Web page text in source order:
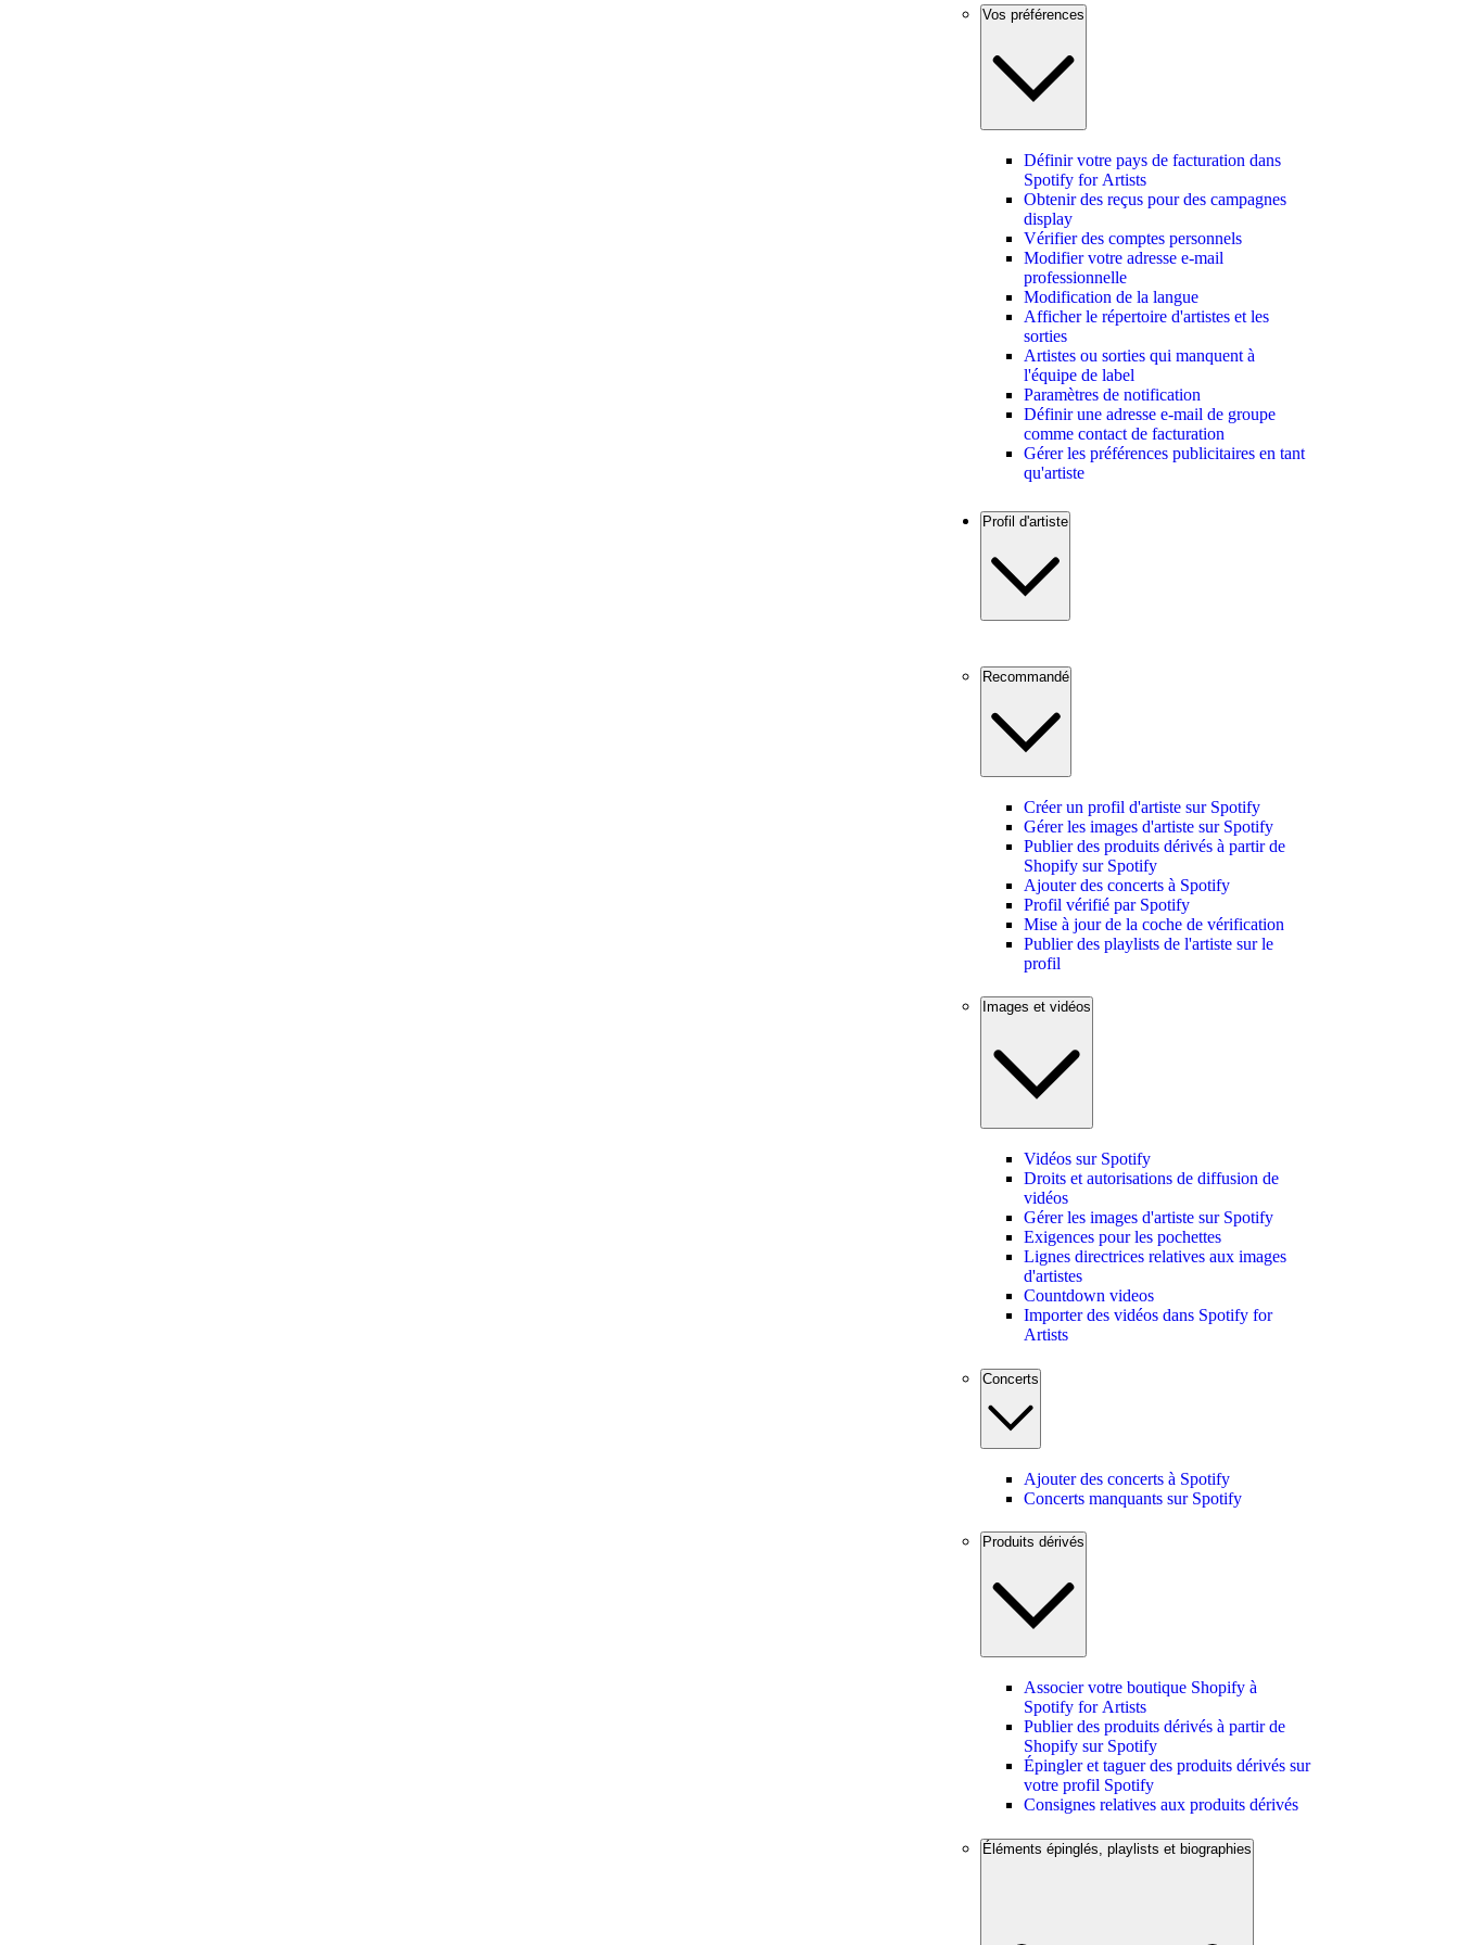
Vos préférences
Définir votre pays de facturation dans
Spotify for Artists
Obtenir des reçus pour des campagnes
display
Vérifier des comptes personnels
Modifier votre adresse e-mail
professionnelle
Modification de la langue
Afficher le répertoire d'artistes et les
sorties
Artistes ou sorties qui manquent à
l'équipe de label
Paramètres de notification
Définir une adresse e-mail de groupe
comme contact de facturation
Gérer les préférences publicitaires en tant
qu'artiste
Profil d'artiste
Recommandé
Créer un profil d'artiste sur Spotify
Gérer les images d'artiste sur Spotify
Publier des produits dérivés à partir de
Shopify sur Spotify
Ajouter des concerts à Spotify
Profil vérifié par Spotify
Mise à jour de la coche de vérification
Publier des playlists de l'artiste sur le
profil
Images et vidéos
Vidéos sur Spotify
Droits et autorisations de diffusion de
vidéos
Gérer les images d'artiste sur Spotify
Exigences pour les pochettes
Lignes directrices relatives aux images
d'artistes
Countdown videos
Importer des vidéos dans Spotify for
Artists
Concerts
Ajouter des concerts à Spotify
Concerts manquants sur Spotify
Produits dérivés
Associer votre boutique Shopify à
Spotify for Artists
Publier des produits dérivés à partir de
Shopify sur Spotify
Épingler et taguer des produits dérivés sur
votre profil Spotify
Consignes relatives aux produits dérivés
Éléments épinglés, playlists et biographies